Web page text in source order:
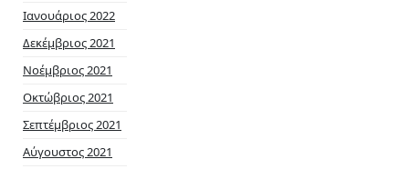
Ιανουάριος 2022
Δεκέμβριος 2021
Νοέμβριος 2021
Οκτώβριος 2021
Σεπτέμβριος 2021
Αύγουστος 2021